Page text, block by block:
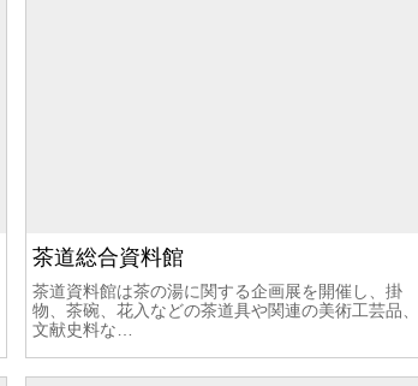
茶道総合資料館
茶道資料館は茶の湯に関する企画展を開催し、掛
物、茶碗、花入などの茶道具や関連の美術工芸品、
文献史料な…